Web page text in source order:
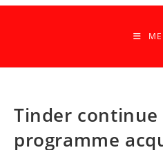
Tinder continue
programme